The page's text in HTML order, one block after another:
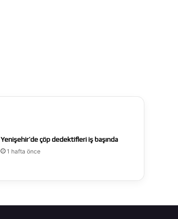
Yenişehir’de çöp dedektifleri iş başında
1 hafta önce